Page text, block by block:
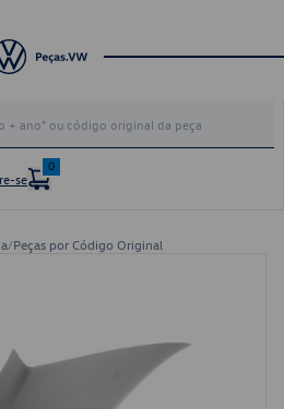
se
0
/Peças por Código Original